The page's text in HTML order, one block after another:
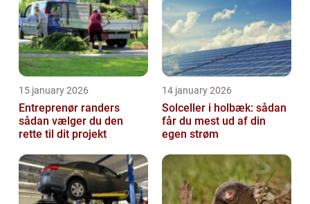
15 january 2026
Entreprenør randers
sådan vælger du den
rette til dit projekt
14 january 2026
Solceller i holbæk: sådan
får du mest ud af din
egen strøm